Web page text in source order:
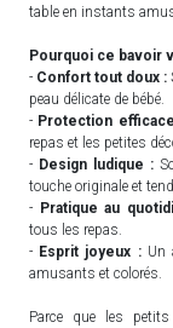
table en instants
Pourquoi ce bavoir
- Confort tout doux :
peau délicate de bébé.
- Protection
repas et les petites
- Design ludique :
touche originale et
- Pratique au
tous les repas.
- Esprit joyeux :Un
amusants et colorés.
Parce que les